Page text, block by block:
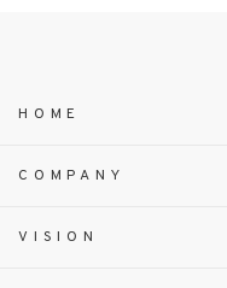
HOME
COMPANY
VISION